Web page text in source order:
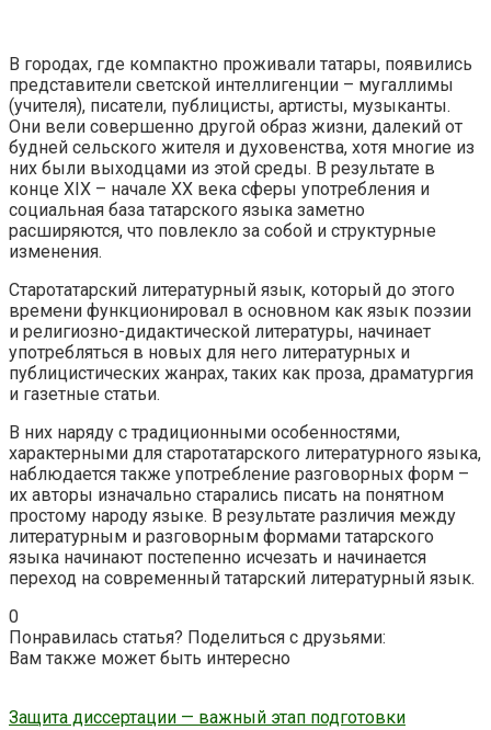
В городах, где компактно проживали татары, появились
представители светской интеллигенции – мугаллимы
(учителя), писатели, публицисты, артисты, музыканты.
Они вели совершенно другой образ жизни, далекий от
будней сельского жителя и духовенства, хотя многие из
них были выходцами из этой среды. В результате в
конце XIX – начале XX века сферы употребления и
социальная база татарского языка заметно
расширяются, что повлекло за собой и структурные
изменения.
Старотатарский литературный язык, который до этого
времени функционировал в основном как язык поэзии
и религиозно-дидактической литературы, начинает
употребляться в новых для него литературных и
публицистических жанрах, таких как проза, драматургия
и газетные статьи.
В них наряду с традиционными особенностями,
характерными для старотатарского литературного языка,
наблюдается также употребление разговорных форм –
их авторы изначально старались писать на понятном
простому народу языке. В результате различия между
литературным и разговорным формами татарского
языка начинают постепенно исчезать и начинается
переход на современный татарский литературный язык.
0
Понравилась статья? Поделиться с друзьями:
Вам также может быть интересно
Защита диссертации — важный этап подготовки